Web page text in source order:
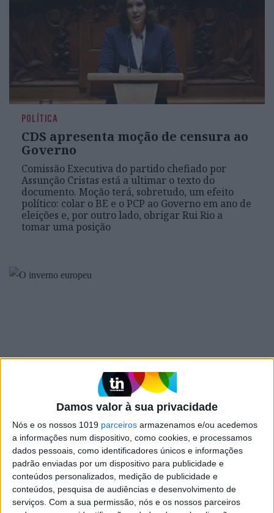
Damos valor à sua privacidade
Nós e os nossos 1019 parceiros armazenamos e/ou acedemos
a informações num dispositivo, como cookies, e processamos
dados pessoais, como identificadores únicos e informações
padrão enviadas por um dispositivo para publicidade e
conteúdos personalizados, medição de publicidade e
conteúdos, pesquisa de audiências e desenvolvimento de
serviços. Com a sua permissão, nós e os nossos parceiros
POLÍTICA
CDS apresenta moção de censura ao
Governo
Comissão Executiva do partido chefiado por
Assunção Cristas está a ultimar o texto do
documento. Moção terá, sobretudo, um efeito
político: colar o BE e o PCP ao Governo em ano de
eleições e, por outro lado, obrigar Rui Rio a
tomar uma posição
EDITORIAL
O inverno europeu
As eleições europeias de maio não devem ser
vistas apenas como uma sessão de aquecimento
para as legislativas de outubro